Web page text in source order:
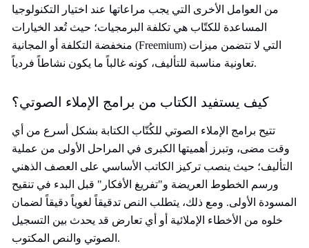
من العوامل الأخرى التي يجب مراعاتها عند اختيار التكنولوجيا
المساعدة للكتّاب هي تكلفة البرمجيات؛ حيث تُعد الخيارات
منخفضة التكلفة أو المجانية (Freemium) التي لا تتضمن ميزات
تعاونية مناسبة للتأليف، كونه غالباً ما يكون نشاطاً فردياً.
كيف يستفيد الكتاب من برامج الإملاء الصوتي؟
تتيح برامج الإملاء الصوتي للكُتّاب الكتابة بشكل أسرع من أي
وقت مضى، وتبرز أهميتها الكبرى في المراحل الأولى من عملية
التأليف؛ حيث ينصب تركيز الكاتب الأساسي على العصف الذهني
ورسم الخطوط العريضة و"تفريغ الأفكار" قبل البدء في تنقيح
المسودة الأولى. ومع ذلك، يتطلب النص تدقيقاً لغوياً دقيقاً لضمان
خلوه من الأخطاء الإملائية أو أي تعارض قد يحدث بين التسجيل
الصوتي والنص المكتوب.